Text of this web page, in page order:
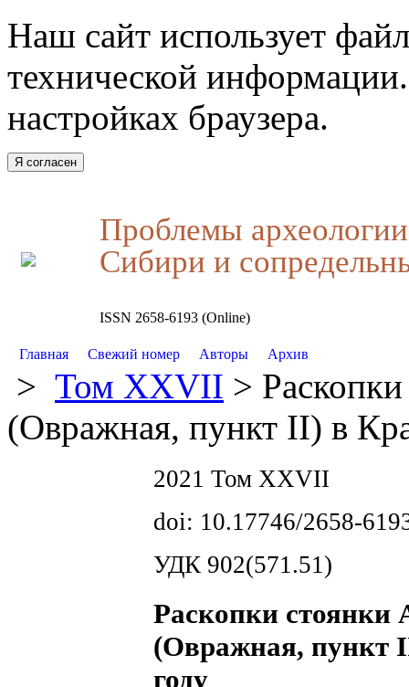
Наш сайт использует
технической
настройках браузера.
Я согласен
Проблемы
Сибири и
ISSN 2658-6193 (Online)
Главная Свежий номер Авторы Архив
> Том XXVII >
(Овражная, пункт II) в
2021 Том XXVII
doi: 10.17746/2658-
УДК 902(571.51)
Раскопки стоянки
(Овражная, пункт
году